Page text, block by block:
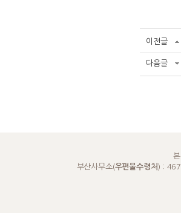
이전글
다음글
부산사무소(우편물수령처) :